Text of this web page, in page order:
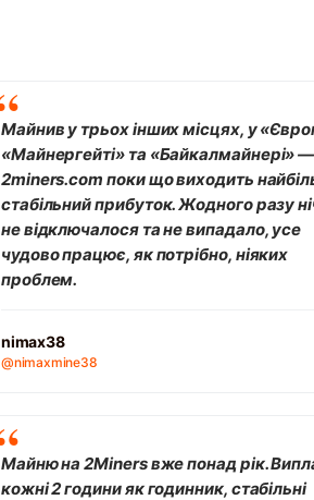
Майнив у трьох інших місцях, у
«Майнергейті» та «Байкалмайнері» —
2miners.com поки що виходить
стабільний прибуток. Жодного разу
не відключалося та не випадало, усе
чудово працює, як потрібно, ніяких
проблем.
nimax38
@nimaxmine38
Майню на 2Miners вже понад рік.
кожні 2 години як годинник, стабільні